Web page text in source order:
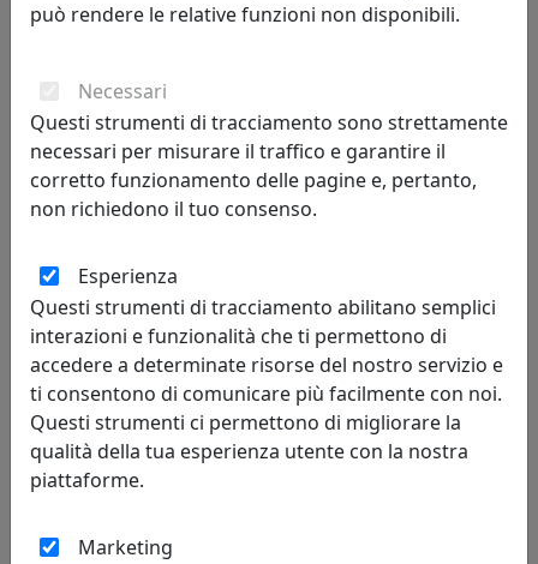
APPENDIABITI EIWA TRASPARENTE, CATALOGO IPLEX, CODICE
I00520070TAC
IPlex
può rendere le relative funzioni non disponibili.
Necessari
Questi strumenti di tracciamento sono strettamente
necessari per misurare il traffico e garantire il
corretto funzionamento delle pagine e, pertanto,
non richiedono il tuo consenso.
Esperienza
Questi strumenti di tracciamento abilitano semplici
interazioni e funzionalità che ti permettono di
accedere a determinate risorse del nostro servizio e
ti consentono di comunicare più facilmente con noi.
Questi strumenti ci permettono di migliorare la
qualità della tua esperienza utente con la nostra
piattaforme.
Marketing